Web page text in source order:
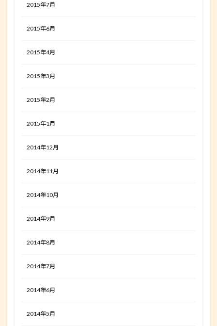
2015年7月
2015年6月
2015年4月
2015年3月
2015年2月
2015年1月
2014年12月
2014年11月
2014年10月
2014年9月
2014年8月
2014年7月
2014年6月
2014年5月